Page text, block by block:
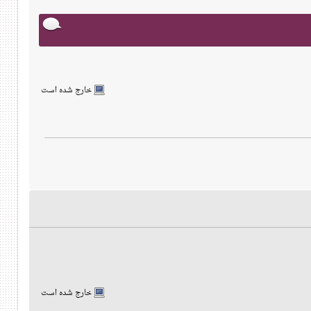
خارج شده است
خارج شده است